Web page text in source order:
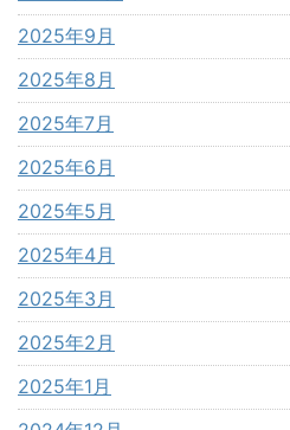
2025年9月
2025年8月
2025年7月
2025年6月
2025年5月
2025年4月
2025年3月
2025年2月
2025年1月